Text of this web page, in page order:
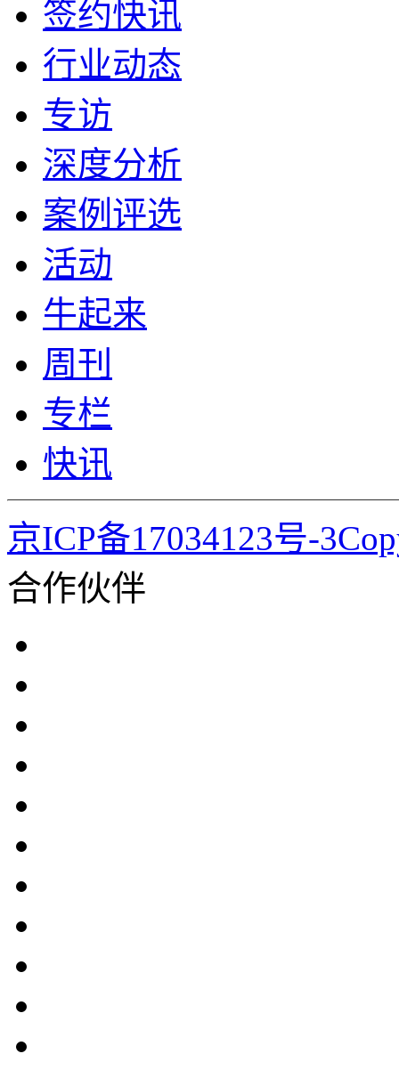
签约快讯
行业动态
专访
深度分析
案例评选
活动
牛起来
周刊
专栏
快讯
京ICP备17034123号-
合作伙伴